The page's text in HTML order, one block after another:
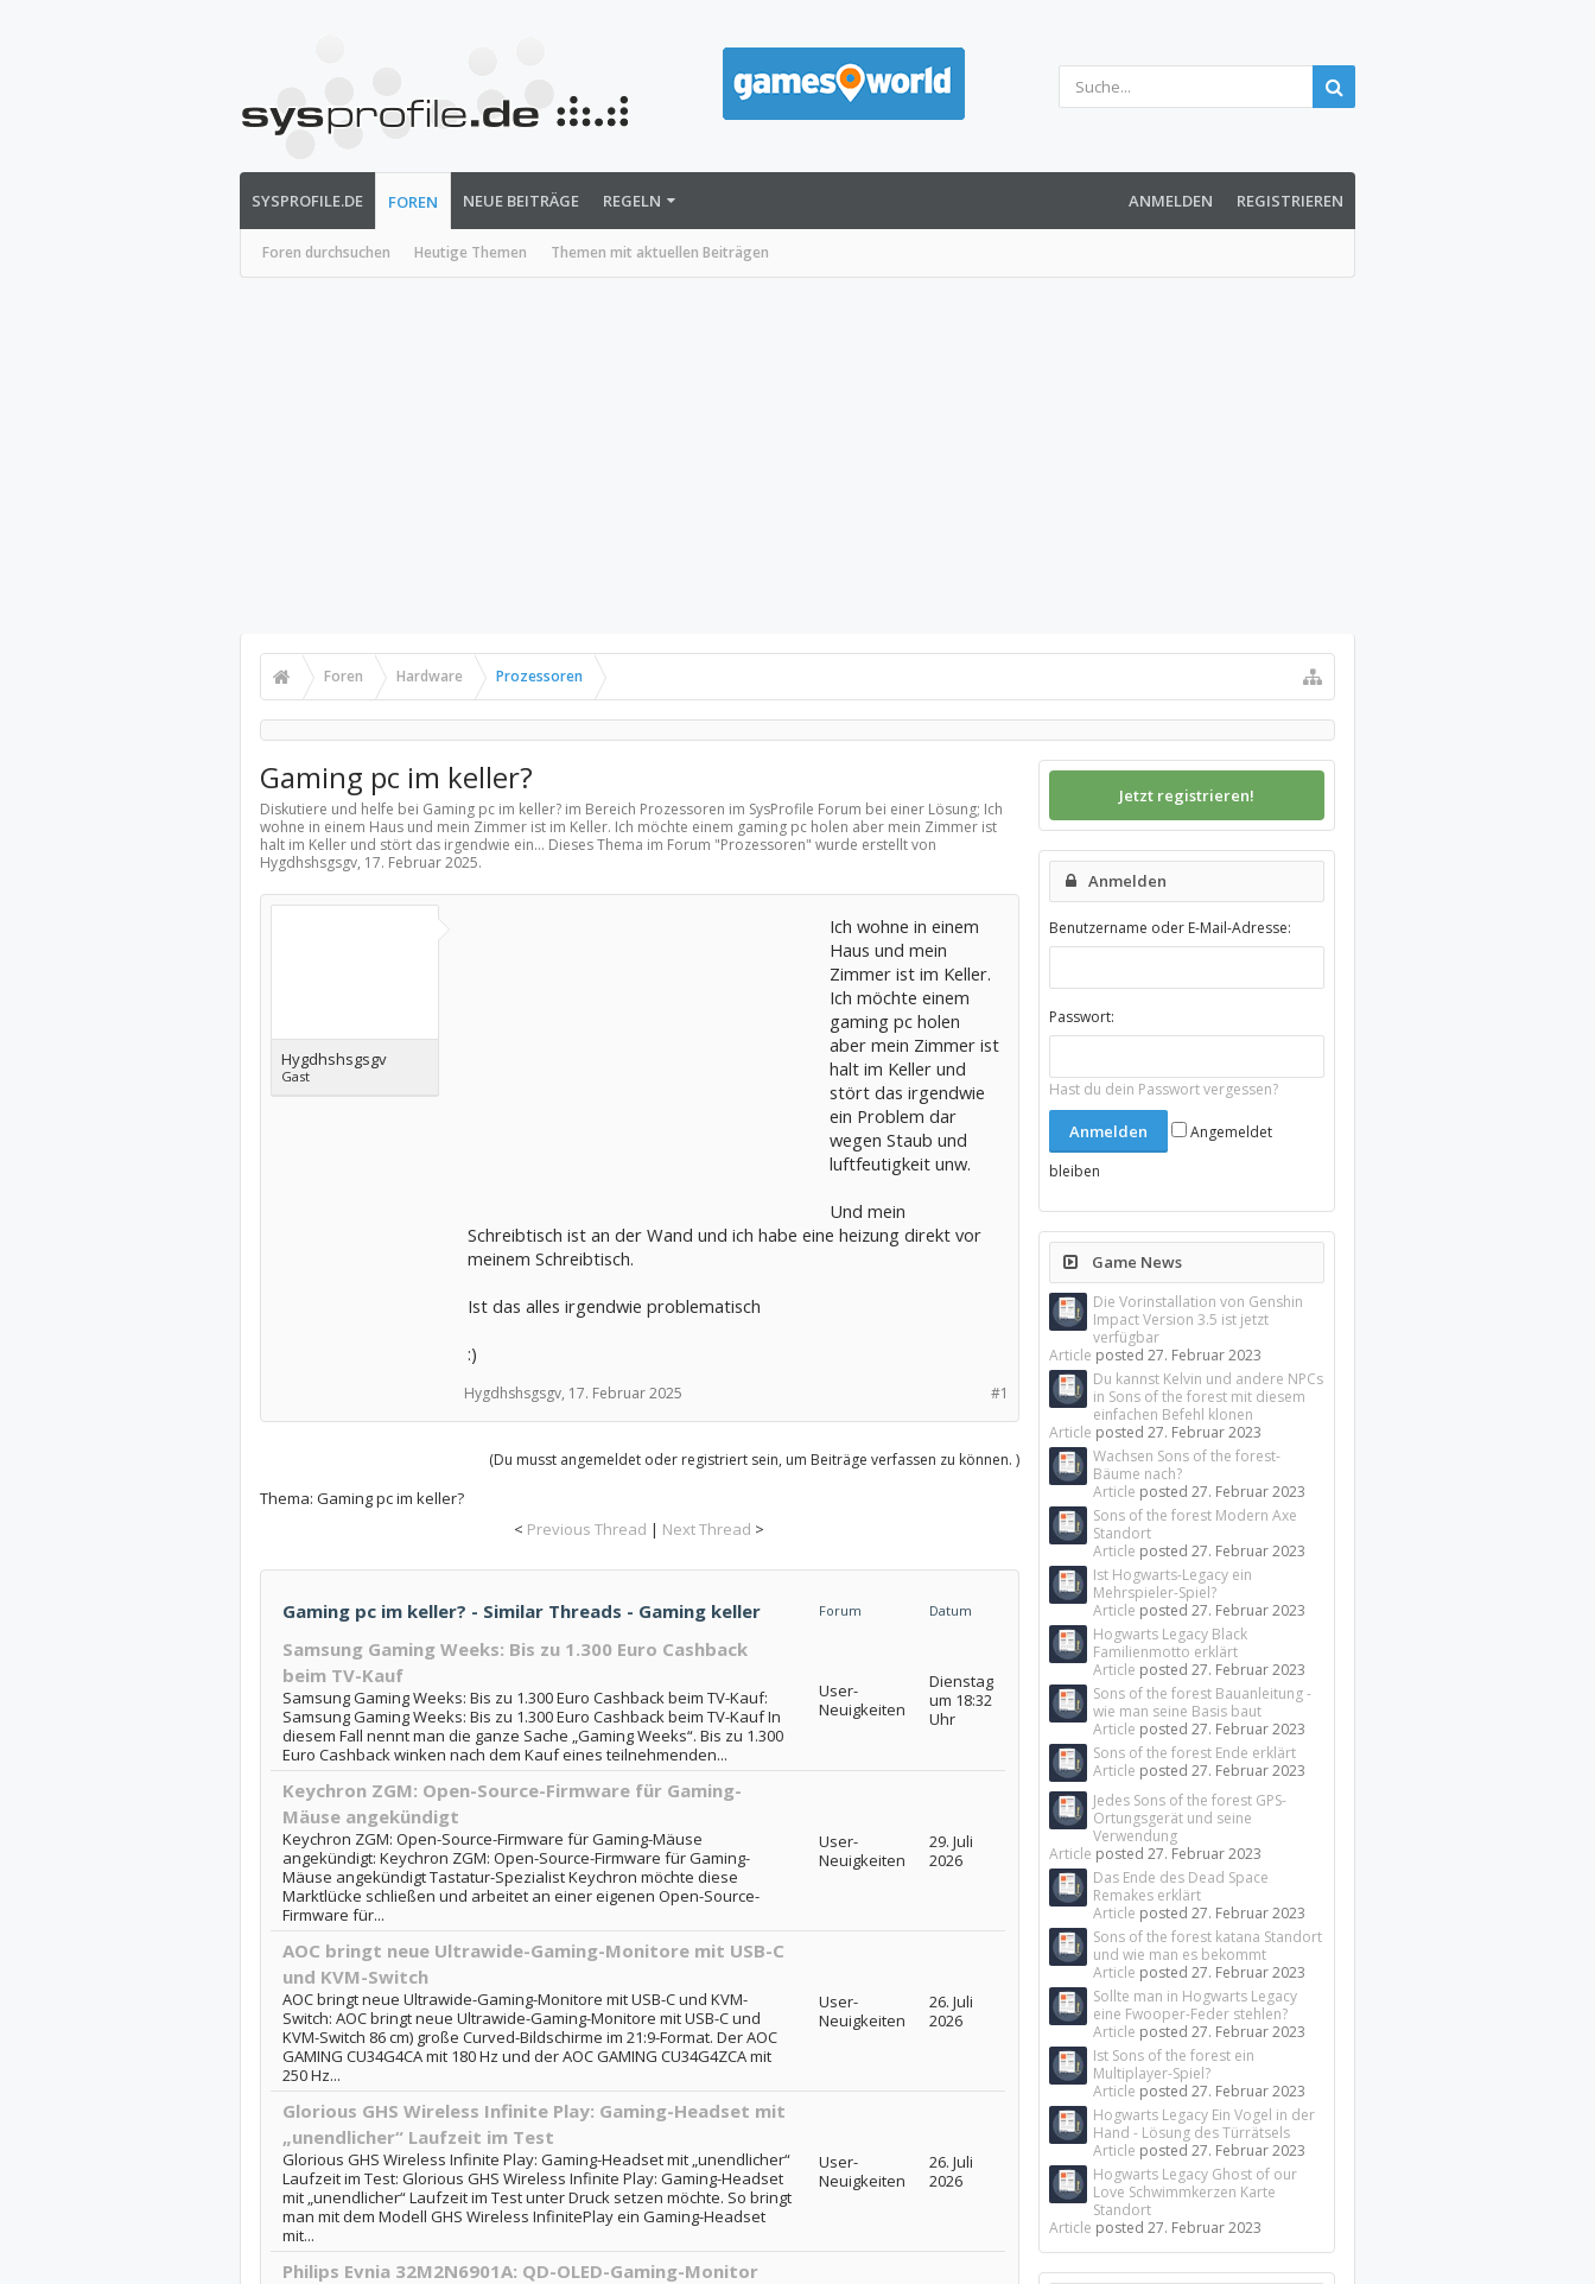
SYSPROFILE.DE FOREN
Foren durchsuchen Heutige Themen Themen mit aktuellen Beiträgen
NEUE BEITRÄGE REGELN ANMELDEN REGISTRIEREN
Foren Hardware Prozessoren
Gaming pc im keller?
Diskutiere und helfe bei Gaming pc im keller? im Bereich Prozessoren im SysProfile Forum bei einer Lösung; Ich
wohne in einem Haus und mein Zimmer ist im Keller. Ich möchte einem gaming pc holen aber mein Zimmer ist
halt im Keller und stört das irgendwie ein... Dieses Thema im Forum "Prozessoren" wurde erstellt von
Hygdhshsgsgv, 17. Februar 2025.
Hygdhshsgsgv
Gast
Ich wohne in einem
Haus und mein
Zimmer ist im Keller.
Ich möchte einem
gaming pc holen
aber mein Zimmer ist
halt im Keller und
stört das irgendwie
ein Problem dar
wegen Staub und
luftfeutigkeit unw.
Und mein
Schreibtisch ist an der Wand und ich habe eine heizung direkt vor
meinem Schreibtisch.
Ist das alles irgendwie problematisch
:)
#1
Hygdhshsgsgv, 17. Februar 2025
(Du musst angemeldet oder registriert sein, um Beiträge verfassen zu können. )
Thema: Gaming pc im keller?
< Previous Thread | Next Thread >
Gaming pc im keller? - Similar Threads - Gaming keller Forum Datum
Samsung Gaming Weeks: Bis zu 1.300 Euro Cashback
beim TV-Kauf
Samsung Gaming Weeks: Bis zu 1.300 Euro Cashback beim TV-Kauf:
Samsung Gaming Weeks: Bis zu 1.300 Euro Cashback beim TV-Kauf In
diesem Fall nennt man die ganze Sache „Gaming Weeks“. Bis zu 1.300
Euro Cashback winken nach dem Kauf eines teilnehmenden...
User-
Neuigkeiten
Dienstag
um 18:32
Uhr
Keychron ZGM: Open-Source-Firmware für Gaming-
Mäuse angekündigt
Keychron ZGM: Open-Source-Firmware für Gaming-Mäuse
angekündigt: Keychron ZGM: Open-Source-Firmware für Gaming-
Mäuse angekündigt Tastatur-Spezialist Keychron möchte diese
Marktlücke schließen und arbeitet an einer eigenen Open-Source-
Firmware für...
User-
Neuigkeiten
29. Juli
2026
AOC bringt neue Ultrawide-Gaming-Monitore mit USB-C
und KVM-Switch
AOC bringt neue Ultrawide-Gaming-Monitore mit USB-C und KVM-
Switch: AOC bringt neue Ultrawide-Gaming-Monitore mit USB-C und
KVM-Switch 86 cm) große Curved-Bildschirme im 21:9-Format. Der AOC
GAMING CU34G4CA mit 180 Hz und der AOC GAMING CU34G4ZCA mit
250 Hz...
User-
Neuigkeiten
26. Juli
2026
Glorious GHS Wireless Infinite Play: Gaming-Headset mit
„unendlicher“ Laufzeit im Test
Glorious GHS Wireless Infinite Play: Gaming-Headset mit „unendlicher“
Laufzeit im Test: Glorious GHS Wireless Infinite Play: Gaming-Headset
mit „unendlicher“ Laufzeit im Test unter Druck setzen möchte. So bringt
man mit dem Modell GHS Wireless InfinitePlay ein Gaming-Headset
mit...
User-
Neuigkeiten
26. Juli
2026
Philips Evnia 32M2N6901A: QD-OLED-Gaming-Monitor
Jetzt registrieren!
Anmelden
Benutzername oder E-Mail-Adresse:
Passwort:
Hast du dein Passwort vergessen?
Angemeldet
bleiben
Game News
Die Vorinstallation von Genshin
Impact Version 3.5 ist jetzt
verfügbar
Article posted27. Februar 2023
Du kannst Kelvin und andere NPCs
in Sons of the forest mit diesem
einfachen Befehl klonen
Article posted27. Februar 2023
Wachsen Sons of the forest-
Bäume nach?
Article posted27. Februar 2023
Sons of the forest Modern Axe
Standort
Article posted27. Februar 2023
Ist Hogwarts-Legacy ein
Mehrspieler-Spiel?
Article posted27. Februar 2023
Hogwarts Legacy Black
Familienmotto erklärt
Article posted27. Februar 2023
Sons of the forest Bauanleitung -
wie man seine Basis baut
Article posted27. Februar 2023
Sons of the forest Ende erklärt
Article posted27. Februar 2023
Jedes Sons of the forest GPS-
Ortungsgerät und seine
Verwendung
Article posted27. Februar 2023
Das Ende des Dead Space
Remakes erklärt
Article posted27. Februar 2023
Sons of the forest katana Standort
und wie man es bekommt
Article posted27. Februar 2023
Sollte man in Hogwarts Legacy
eine Fwooper-Feder stehlen?
Article posted27. Februar 2023
Ist Sons of the forest ein
Multiplayer-Spiel?
Article posted27. Februar 2023
Hogwarts Legacy Ein Vogel in der
Hand - Lösung des Türrätsels
Article posted27. Februar 2023
Hogwarts Legacy Ghost of our
Love Schwimmkerzen Karte
Standort
Article posted27. Februar 2023